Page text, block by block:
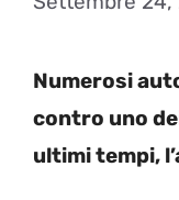
Numerosi
contro uno
ultimi tempi,